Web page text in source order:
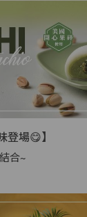
登場😋】
合~